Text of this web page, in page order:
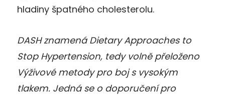
hladiny špatného cholesterolu.
DASH znamená Dietary Approaches to
Stop Hypertension, tedy volně přeloženo
Výživové metody pro boj s vysokým
tlakem. Jedná se o doporučení pro